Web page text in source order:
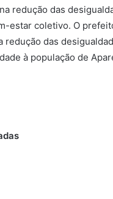
redução das
estar coletivo. O
redução das
à população de